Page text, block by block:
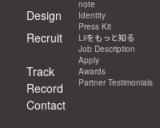
note
Design
Identity
Press Kit
Recruit
Liiをもっと知る
Job Description
Apply
Track
Record
Awards
Partner Testimonials
Contact